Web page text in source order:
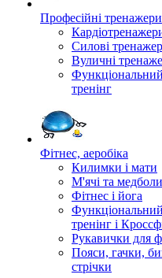
Професійні тренажери
Силові
Вуличні
Функціональний
тренінг
Фітнес, аеробіка
Килимки і мати
М'ячі та медболи
Фітнес і йога
Функціональний
тренінг і
Рукавички для
Пояси, гачки,
стрічки